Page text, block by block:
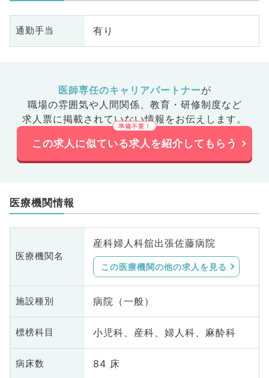
通勤手当 有り
医師専任のキャリアパートナーが
職場の雰囲気や人間関係、 教育・研修制度など
求人票に掲載されていない情報をお伝えします。
この求人に似ている求人を紹介してもらう
医療機関情報
医療機関名
産科婦人科舘出張佐藤病院
この医療機関の他の求人を見る
施設種別 病院（一般）
標榜科目 小児科、産科、婦人科、麻酔科
病床数 84 床